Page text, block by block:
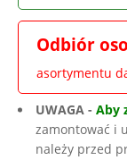
Odbiór
asortymentu
UWAGA - Aby
zamontować i
należy przed